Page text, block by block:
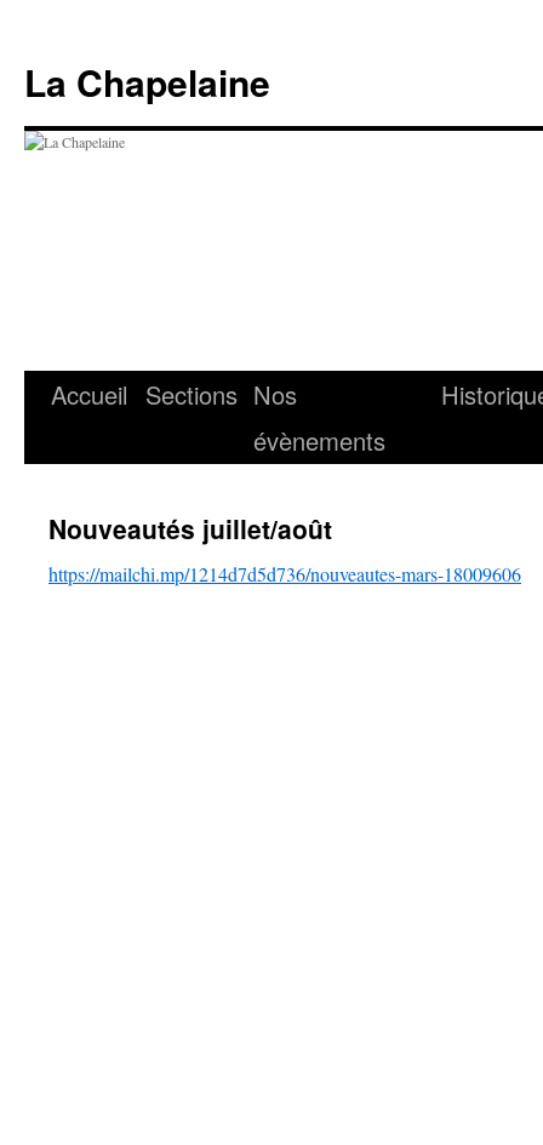
contenu
La Chapelaine
Accueil Sections Nos
évènements
Nouveautés juillet/août
https://mailchi.mp/1214d7d5d736/nouveautes-mars-18009606